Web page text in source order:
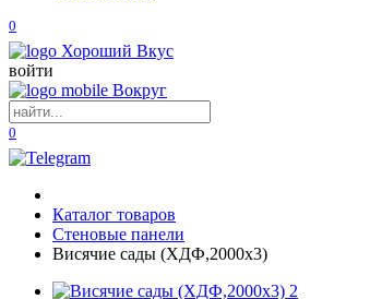
0
войти
0
Каталог товаров
Стеновые панели
Висячие сады (ХДФ,2000х3)